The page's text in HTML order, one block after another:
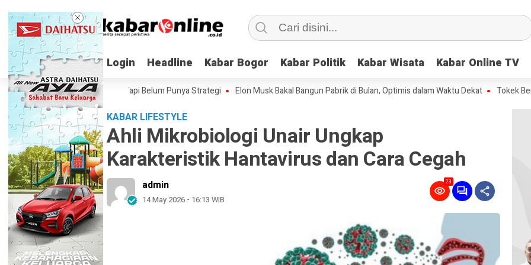
Login Headline Kabar Bogor Kabar Politik Kabar Wisata Kabar Online TV
Login Headline Kabar Bogor Kabar Politik Kabar Wisata Kabar Online TV
Sudah Pakai AI, Tapi Belum Punya Strategi Elon Musk Bakal Bangun Pabrik di Bulan, Optimis dalam Waktu Dekat Tokek Berkepala
KABAR LIFESTYLE
Ahli Mikrobiologi Unair Ungkap
Karakteristik Hantavirus dan Cara Cegah
admin
14 May 2026 - 16:13 WIB
23